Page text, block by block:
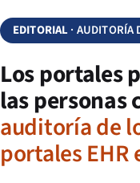
EDITORIAL · AUDITORÍA
Los portales
las personas
auditoría de
portales EHR